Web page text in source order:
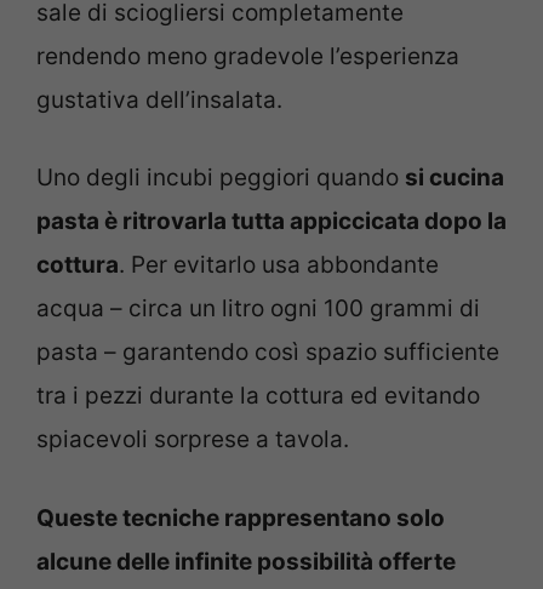
sale di sciogliersi completamente
rendendo meno gradevole l’esperienza
gustativa dell’insalata.
Uno degli incubi peggiori quando si cucina
pasta è ritrovarla tutta appiccicata dopo la
cottura. Per evitarlo usa abbondante
acqua – circa un litro ogni 100 grammi di
pasta – garantendo così spazio sufficiente
tra i pezzi durante la cottura ed evitando
spiacevoli sorprese a tavola.
Queste tecniche rappresentano solo
alcune delle infinite possibilità offerte